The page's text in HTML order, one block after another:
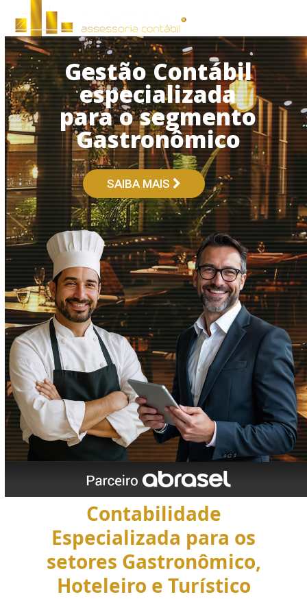
content
Open
mobile
menu
Close
mobile
menu
Gestão Contábil
especializada
para o segmento
Gastronômico
SAIBA MAIS
Contabilidade
Especializada para os
setores Gastronômico,
Hoteleiro e Turístico